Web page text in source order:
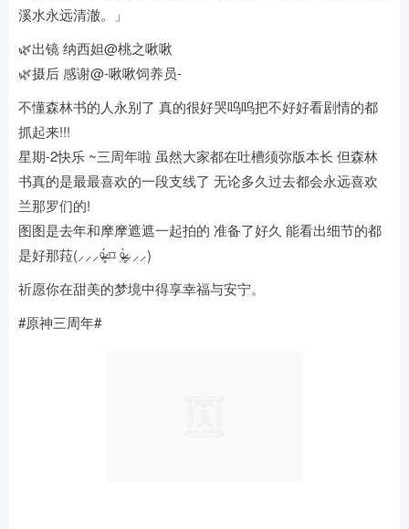
溪水永远清澈。」
🌿出镜 纳西妲@桃之啾啾
🌿摄后 感谢@-啾啾饲养员-
不懂森林书的人永别了 真的很好哭呜呜把不好好看剧情的都
抓起来!!!
星期-2快乐 ~三周年啦 虽然大家都在吐槽须弥版本长 但森林
书真的是最最喜欢的一段支线了 无论多久过去都会永远喜欢
兰那罗们的!
图图是去年和摩摩遮遮一起拍的 准备了好久 能看出细节的都
是好那菈(⸝⸝⸝ᵒ̴̶̷̥́ ⌑ ᵒ̴̶̷̣̥̀⸝⸝⸝)
祈愿你在甜美的梦境中得享幸福与安宁。
#原神三周年#